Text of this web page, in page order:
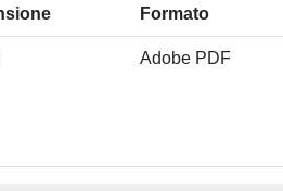
Formato
Adobe PDF